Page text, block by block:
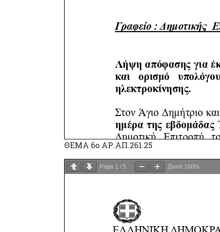
ΘΕΜΑ 6o ΑΡ.ΑΠ.261.25
Page 1 / 5 Zoom 100%